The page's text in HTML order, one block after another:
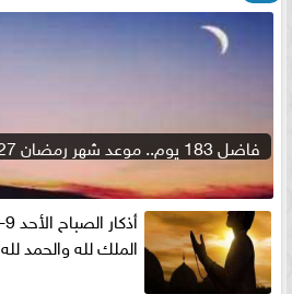
فاضل 183 يوم.. موعد شهر رمضان 2027 وأول أيامه فلكياً
الملك لله والحمد لله